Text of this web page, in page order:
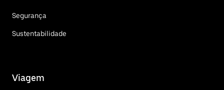
Segurança
Sustentabilidade
Viagem